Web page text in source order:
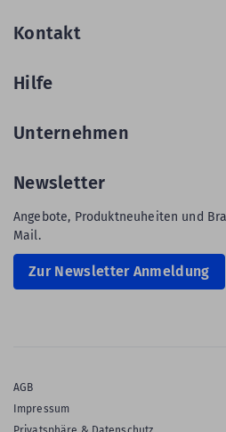
Kontakt
Hilfe
Unternehmen
Newsletter
Angebote, Produktneuheiten und
Mail.
Zur Newsletter Anmeldung
AGB
Impressum